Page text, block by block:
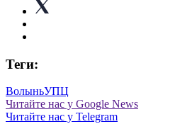
Теги:
ВолыньУПЦ
Читайте нас у Google News
Читайте нас у Telegram